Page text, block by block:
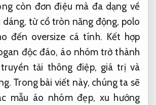
còn đơn điệu mà đa dạng về
dáng, từ cổ tròn năng động, polo
đến oversize cá tính. Kết hợp
độc đáo, áo nhóm trở thành
tải thông điệp, giá trị và
Trong bài viết này, chúng ta sẽ
mẫu áo nhóm đẹp, xu hướng